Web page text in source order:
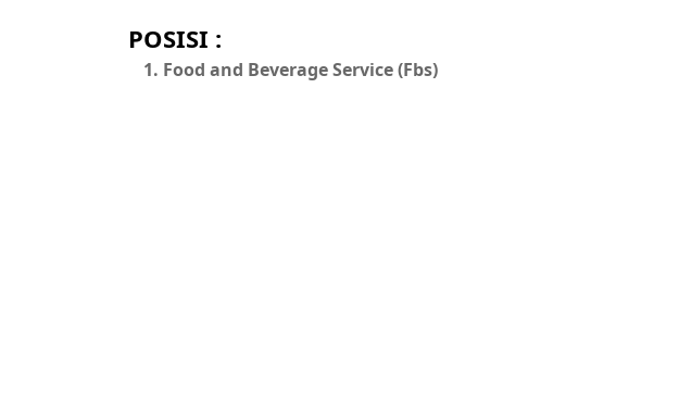
POSISI :
Food and Beverage Service (Fbs)